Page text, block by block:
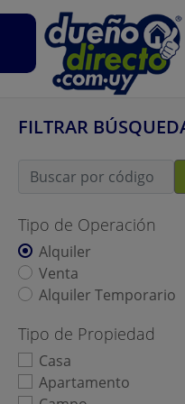
FILTRAR
Tipo de Operación
Alquiler
Venta
Alquiler Temporario
Tipo de Propiedad
Casa
Apartamento